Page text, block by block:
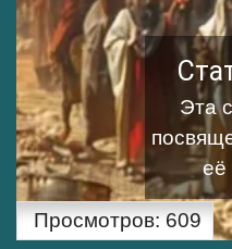
Эта
её
Просмотров: 609